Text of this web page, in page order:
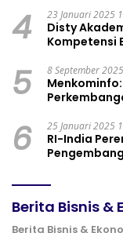
4 23 Januari 2025
Disty
Kompetensi
5 8 September
6 25 Januari 2025
RI-India
Berita Bisnis &
Berita Bisnis &